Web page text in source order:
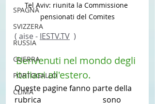
SPAGNA
SVIZZERA
RUSSIA
GUERRA
PORTOGALLO
CLIMA
Tel Aviv: riunita la Commissione
pensionati del Comites
( aise - IESTV.TV
  )
Benvenuti nel mondo degli
italiani all'estero.
Queste pagine fanno parte della
rubrica
sono